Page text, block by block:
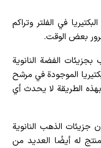
في الفلتر وتراكم
مرور بعض الوقت.
الفضة النانوية
الموجودة في مرشح
الطريقة لا يحدث أي
جزيئات الذهب النانوية
له أيضًا العديد من